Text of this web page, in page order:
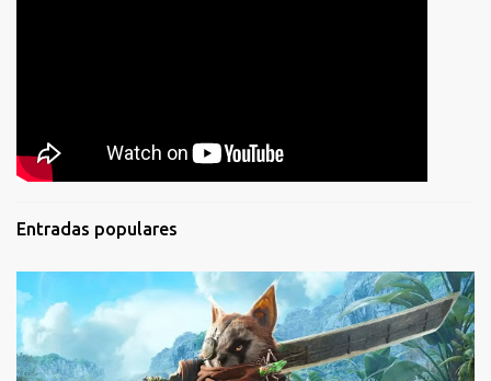
Entradas populares